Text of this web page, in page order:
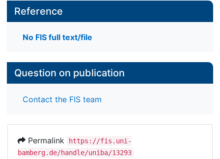
Reference
No FIS full text/file
Question on publication
Contact the FIS team
Permalink
https://fis.uni-
bamberg.de/handle/uniba/13293